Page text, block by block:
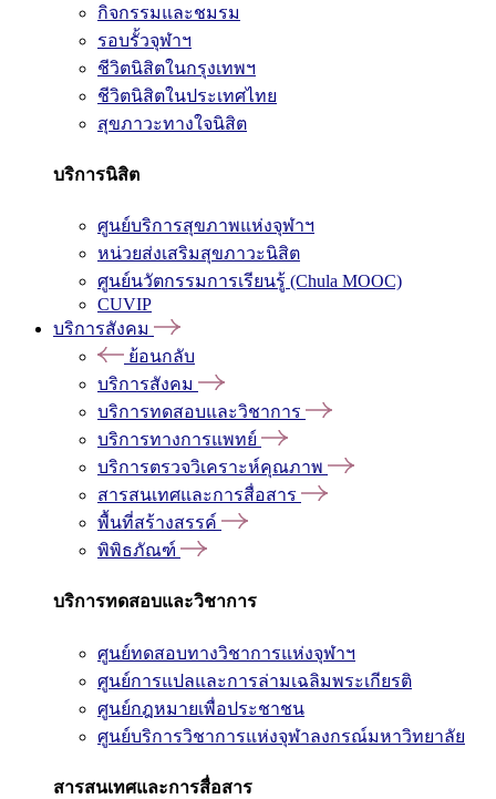
กิจกรรมและชมรม
รอบรั้วจุฬาฯ
ชีวิตนิสิตในกรุงเทพฯ
ชีวิตนิสิตในประเทศไทย
สุขภาวะทางใจนิสิต
บริการนิสิต
ศูนย์บริการสุขภาพแห่งจุฬาฯ
หน่วยส่งเสริมสุขภาวะนิสิต
ศูนย์นวัตกรรมการเรียนรู้ (Chula MOOC)
CUVIP
บริการสังคม
ย้อนกลับ
บริการสังคม
บริการทดสอบและวิชาการ
บริการทางการแพทย์
บริการตรวจวิเคราะห์คุณภาพ
สารสนเทศและการสื่อสาร
พื้นที่สร้างสรรค์
พิพิธภัณฑ์
บริการทดสอบและวิชาการ
ศูนย์ทดสอบทางวิชาการแห่งจุฬาฯ
ศูนย์การแปลและการล่ามเฉลิมพระเกียรติ
ศูนย์กฎหมายเพื่อประชาชน
ศูนย์บริการวิชาการแห่งจุฬาลงกรณ์มหาวิทยาลัย
สารสนเทศและการสื่อสาร